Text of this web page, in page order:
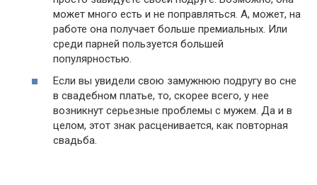
может много есть и не поправляться. А, может, на
работе она получает больше премиальных. Или
среди парней пользуется большей
популярностью.
Если вы увидели свою замужнюю подругу во сне
в свадебном платье, то, скорее всего, у нее
возникнут серьезные проблемы с мужем. Да и в
целом, этот знак расценивается, как повторная
свадьба.